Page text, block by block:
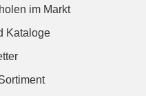
im Markt
Kataloge